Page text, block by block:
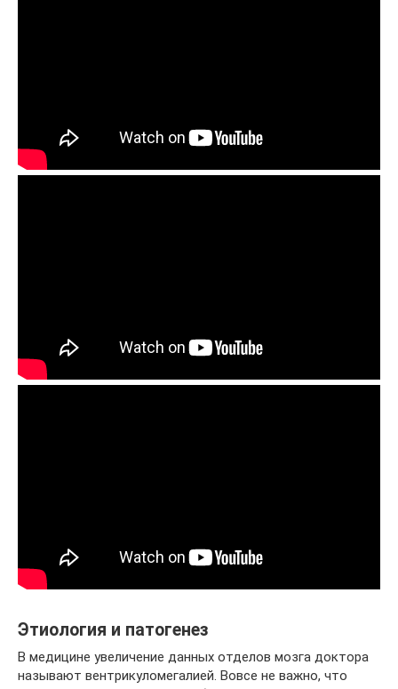
Этиология и патогенез
В медицине увеличение данных отделов мозга доктора
называют вентрикуломегалией. Вовсе не важно, что